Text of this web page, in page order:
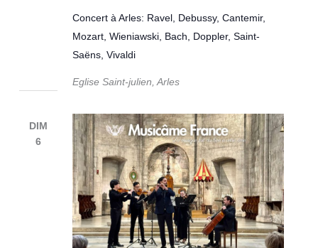
Concert à Arles: Ravel, Debussy, Cantemir,
Mozart, Wieniawski, Bach, Doppler, Saint-
Saëns, Vivaldi
Eglise Saint-julien, Arles
DIM
6